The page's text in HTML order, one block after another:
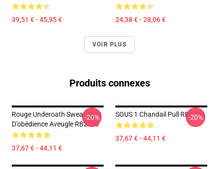
39,51 € - 45,95 € 24,38 € - 28,06 €
VOIR PLUS
Produits connexes
Rouge Underoath Sweat-Shirt
D'obédience Aveugle RB2709
37,67 € - 44,11 €
-20% SOUS 1 Chandail Pull RB2709
37,67 € - 44,11 €
-20%